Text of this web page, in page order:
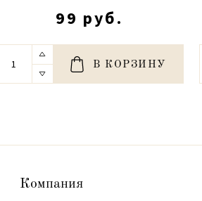
99 руб.
В КОРЗИНУ
Компания